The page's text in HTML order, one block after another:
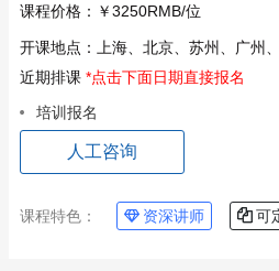
课程价格： ￥3250RMB/位
开课地点：
上海、北京、苏州、广州
近期排课 *点击下面日期直接报名
培训报名
人工咨询
课程特色： 资深讲师 可